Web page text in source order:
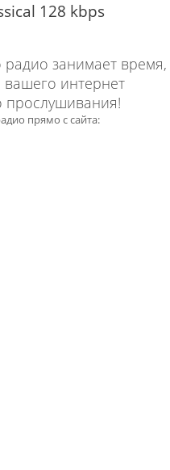
128 kbps
занимает время,
вашего интернет
прослушивания!
прямо с сайта: